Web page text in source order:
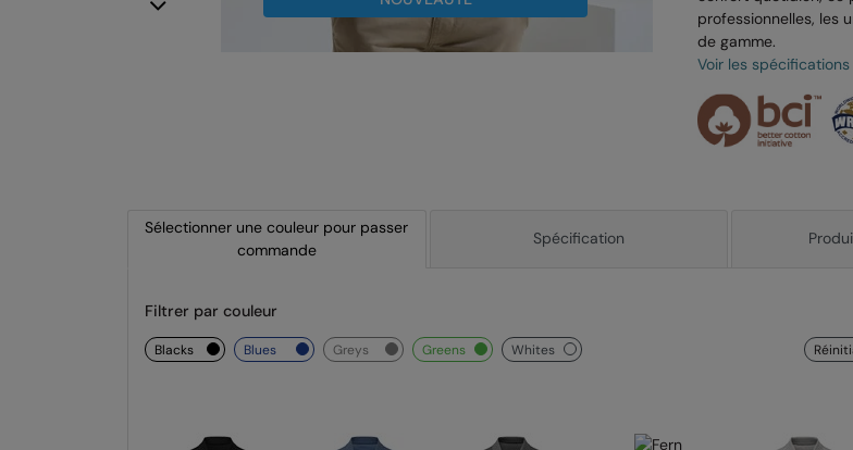
professionnelles, les
de gamme.
Voir les spécifications
Next
Sélectionner une couleur pour passer
commande
Spécification
Filtrer par couleur
blacks blues greys greens whites